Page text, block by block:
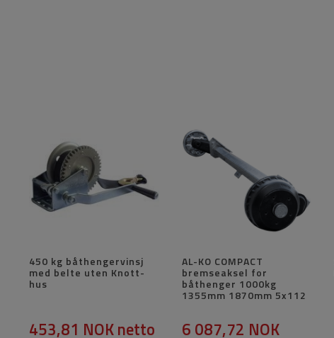
450 kg båthengervinsj
med belte uten Knott-
hus
453,81 NOKnetto
AL-KO COMPACT
bremseaksel for
båthenger 1000kg
1355mm 1870mm 5x112
6 087,72 NOK